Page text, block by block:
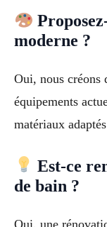
moderne ?
Oui, nous créons
équipements
matériaux
Est-ce
de bain ?
Oui, une